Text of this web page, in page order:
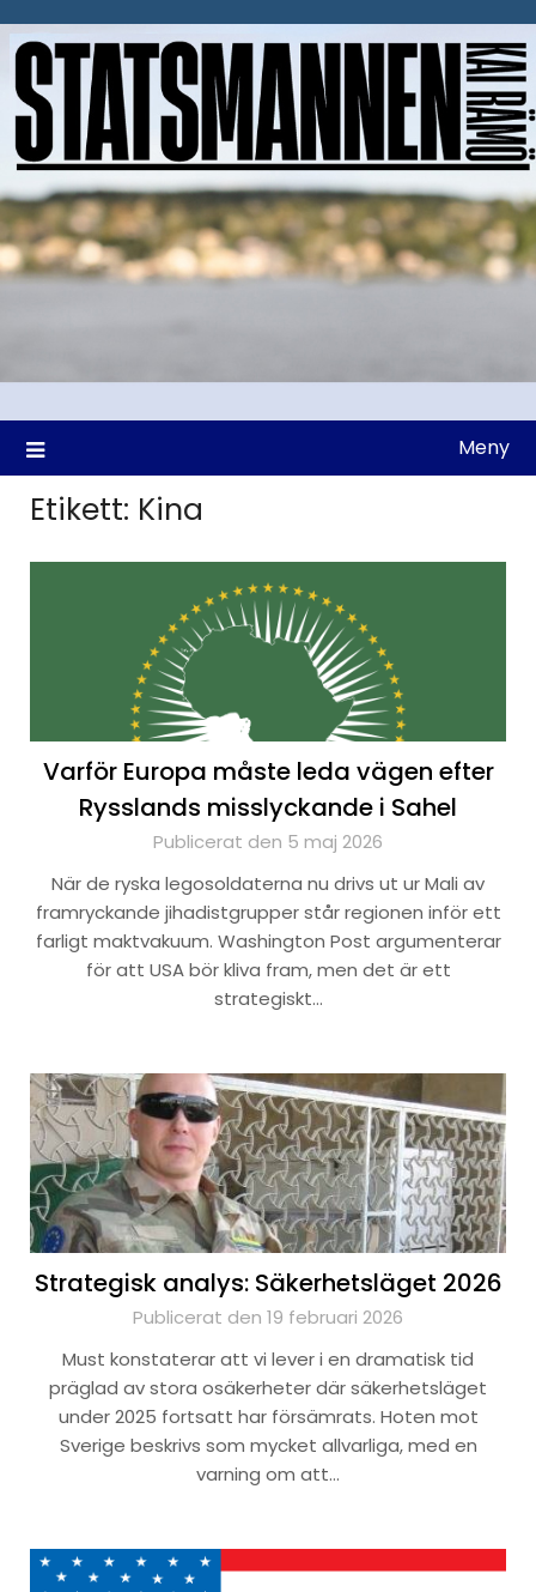
till
Meny
Etikett: Kina
Varför Europa måste leda vägen efter
Rysslands misslyckande i Sahel
Publicerat den 5 maj 2026
När de ryska legosoldaterna nu drivs ut ur Mali av
framryckande jihadistgrupper står regionen inför ett
farligt maktvakuum. Washington Post argumenterar
för att USA bör kliva fram, men det är ett
strategiskt…
Strategisk analys: Säkerhetsläget 2026
Publicerat den 19 februari 2026
Must konstaterar att vi lever i en dramatisk tid
präglad av stora osäkerheter där säkerhetsläget
under 2025 fortsatt har försämrats. Hoten mot
Sverige beskrivs som mycket allvarliga, med en
varning om att…